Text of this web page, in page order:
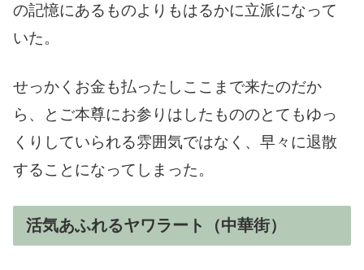
の記憶にあるものよりもはるかに立派になって
いた。
せっかくお金も払ったしここまで来たのだか
ら、とご本尊にお参りはしたもののとてもゆっ
くりしていられる雰囲気ではなく、早々に退散
することになってしまった。
活気あふれるヤワラート（中華街）